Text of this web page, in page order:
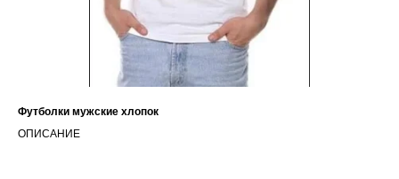
Футболки мужские хлопок
ОПИСАНИЕ